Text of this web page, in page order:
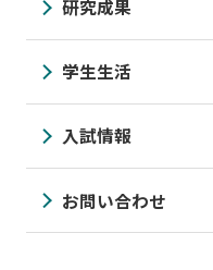
研究成果
学生生活
入試情報
お問い合わせ